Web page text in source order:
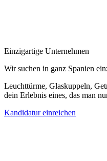
Einzigartige Unternehmen
Wir suchen in ganz Spanien
Leuchttürme, Glaskuppeln,
dein Erlebnis eines, das man
Kandidatur einreichen